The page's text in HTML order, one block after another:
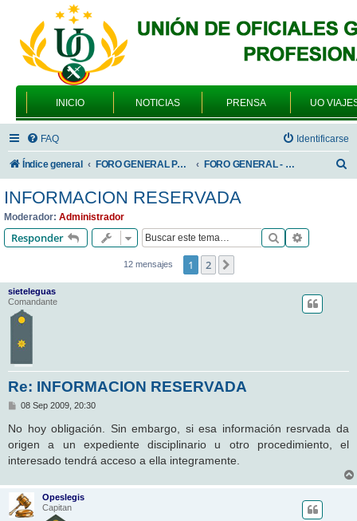
INICIO NOTICIAS PRENSA UO
FAQ Identificarse
Índice general FORO GENERAL PARA TODOS LOS USUARIOS FORO GENERAL - TEMAS PROFESIONALES
INFORMACION RESERVADA
Moderador: Administrador
Responder Buscar
12 mensajes 1 2
sieteleguas
Comandante
Re: INFORMACION RESERVADA
M
n
s
a
j
e
08 Sep 2009, 20:30
No hoy obligación. Sin embargo, si esa información resrvada da
origen a un expediente disciplinario u otro procedimiento, el
interesado tendrá acceso a ella integramente.
Opeslegis
Capitan